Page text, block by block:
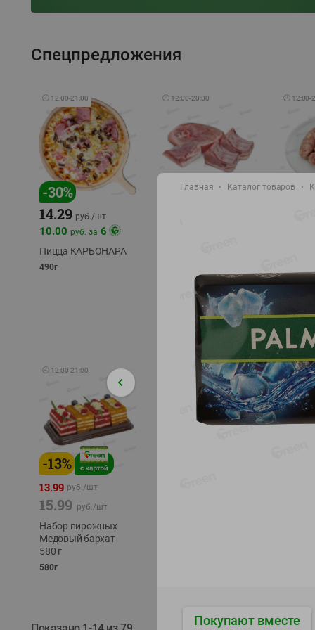
Спецпредложения
🕘 12:00-21:00
-30%
14.29 руб./шт
10.00 руб. за 6
Пицца КАРБОНАРА
490г
🕘 12:00-20:00
охлажденный 1 кг
фасовка: 1-2кг
🕘 12:00-
-17%
охлажд
🕘 12:00-21:00
-13%
13.99 руб./шт
15.99 руб./шт
Набор пирожных
Медовый бархат
580 г
580г
Главная Каталог товаров
Покупают вместе